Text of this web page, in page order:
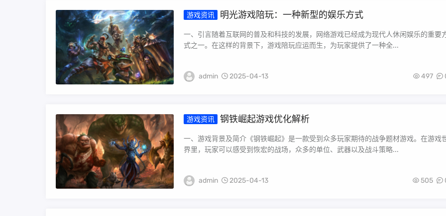
游戏资讯 明光游戏陪玩：一种新型的娱乐方式
一、引言随着互联网的普及和科技的发展，网络游戏已经成为现代人休闲娱乐的重要
式之一。在这样的背景下，游戏陪玩应运而生，为玩家提供了一种全...
admin 2025-04-13 497
游戏资讯 钢铁崛起游戏优化解析
一、游戏背景及简介《钢铁崛起》是一款受到众多玩家期待的战争题材游戏。在游戏
界里，玩家可以感受到恢宏的战场，众多的单位、武器以及战斗策略...
admin 2025-04-13 505